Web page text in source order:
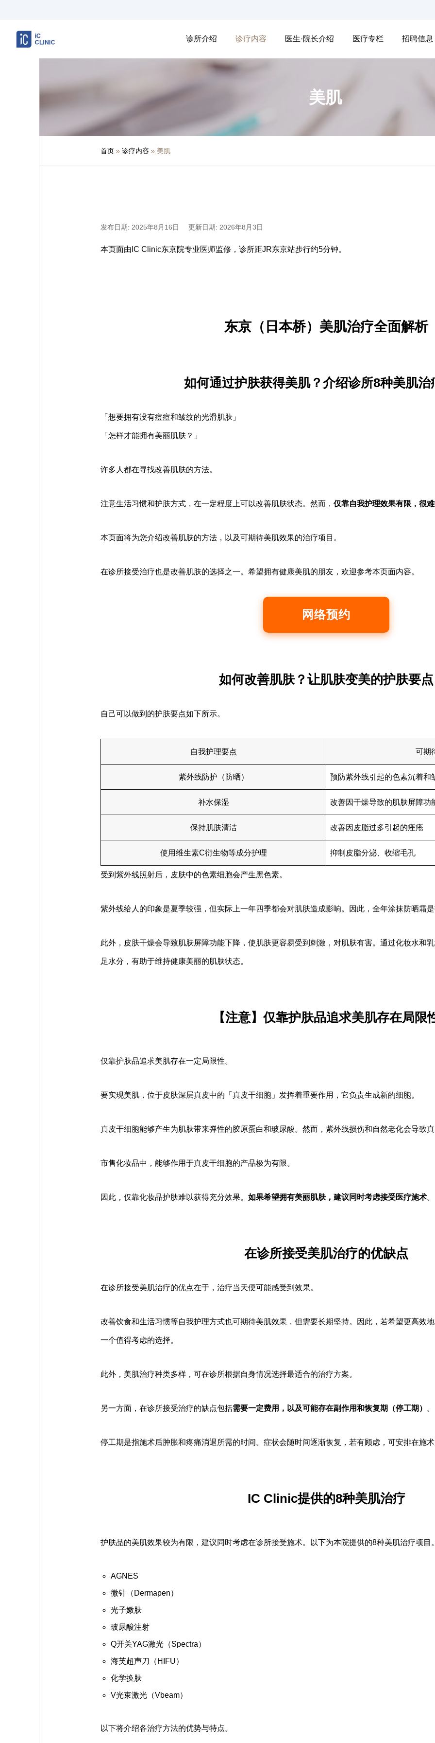
诊所介绍 诊疗内容 医生·院长介绍 医疗专栏 招聘信息
美肌
首页 » 诊疗内容 » 美肌
发布日期: 2025年8月16日 更新日期: 2026年8月3日
本页面由IC Clinic东京院专业医师监修，诊所距JR东京站步行约5分钟。
东京（日本桥）美肌治疗全面解析
如何通过护肤获得美肌？介绍诊所8种美肌治
「想要拥有没有痘痘和皱纹的光滑肌肤」
「怎样才能拥有美丽肌肤？」
许多人都在寻找改善肌肤的方法。
注意生活习惯和护肤方式，在一定程度上可以改善肌肤状态。然而， 仅靠自我护理效果有限，很
本页面将为您介绍改善肌肤的方法，以及可期待美肌效果的治疗项目。
在诊所接受治疗也是改善肌肤的选择之一。希望拥有健康美肌的朋友，欢迎参考本页面内容。
网络预约
如何改善肌肤？让肌肤变美的护肤要点
自己可以做到的护肤要点如下所示。
自我护理要点 可期
紫外线防护（防晒） 预防紫外线引起的色素沉着和
补水保湿 改善因干燥导致的肌肤屏障功
保持肌肤清洁 改善因皮脂过多引起的痤疮
使用维生素C衍生物等成分护理 抑制皮脂分泌、收缩毛孔
受到紫外线照射后，皮肤中的色素细胞会产生黑色素。
紫外线给人的印象是夏季较强，但实际上一年四季都会对肌肤造成影响。因此，全年涂抹防晒霜
此外，皮肤干燥会导致肌肤屏障功能下降，使肌肤更容易受到刺激，对肌肤有害。通过化妆水和
足水分，有助于维持健康美丽的肌肤状态。
【注意】仅靠护肤品追求美肌存在局限
仅靠护肤品追求美肌存在一定局限性。
要实现美肌，位于皮肤深层真皮中的「真皮干细胞」发挥着重要作用，它负责生成新的细胞。
真皮干细胞能够产生为肌肤带来弹性的胶原蛋白和玻尿酸。然而，紫外线损伤和自然老化会导致
市售化妆品中，能够作用于真皮干细胞的产品极为有限。
因此，仅靠化妆品护肤难以获得充分效果。 如果希望拥有美丽肌肤，建议同时考虑接受医疗施术。
在诊所接受美肌治疗的优缺点
在诊所接受美肌治疗的优点在于，治疗当天便可能感受到效果。
改善饮食和生活习惯等自我护理方式也可期待美肌效果，但需要长期坚持。因此，若希望更高效
一个值得考虑的选择。
此外，美肌治疗种类多样，可在诊所根据自身情况选择最适合的治疗方案。
另一方面，在诊所接受治疗的缺点包括需要一定费用，以及可能存在副作用和恢复期（停工期） 。
停工期是指施术后肿胀和疼痛消退所需的时间。症状会随时间逐渐恢复，若有顾虑，可安排在施
IC Clinic提供的8种美肌治疗
护肤品的美肌效果较为有限，建议同时考虑在诊所接受施术。以下为本院提供的8种美肌治疗项目
AGNES
微针（Dermapen）
光子嫩肤
玻尿酸注射
Q开关YAG激光（Spectra）
海芙超声刀（HIFU）
化学换肤
V光束激光（Vbeam）
以下将介绍各治疗方法的优势与特点。